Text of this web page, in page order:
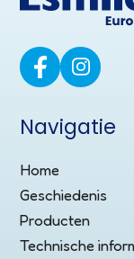
Navigatie
Home
Geschiedenis
Producten
Technische